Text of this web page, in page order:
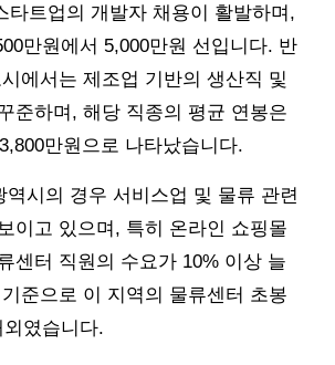
타트업의 개발자 채용이 활발하며,
만원에서 5,000만원 선입니다. 반
에서는 제조업 기반의 생산직 및
준하며, 해당 직종의 평균 연봉은
만원으로 나타났습니다.
역시의 경우 서비스업 및 물류 관련
이고 있으며, 특히 온라인 쇼핑몰
센터 직원의 수요가 10% 이상 늘
준으로 이 지역의 물류센터 초봉
였습니다.